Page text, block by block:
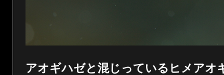
アオギハゼと混じっているヒメアオ